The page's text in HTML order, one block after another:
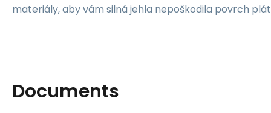
materiály, aby vám silná jehla nepoškodila povrch
Documents